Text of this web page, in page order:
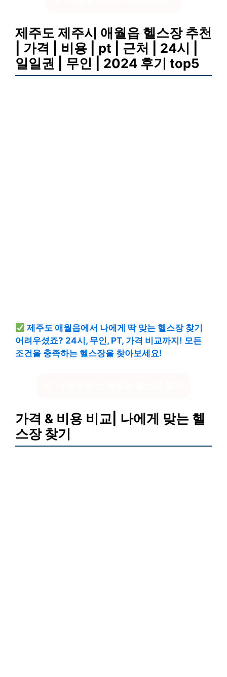
제주도 제주시 애월읍 헬스장 추천
| 가격 | 비용 | pt | 근처 | 24시 |
일일권 | 무인 | 2024 후기 top5
제주도 애월읍에서 나에게 딱 맞는 헬스장 찾기
어려우셨죠? 24시, 무인, PT, 가격 비교까지! 모든
조건을 충족하는 헬스장을 찾아보세요!
가격 & 비용 비교| 나에게 맞는 헬
스장 찾기